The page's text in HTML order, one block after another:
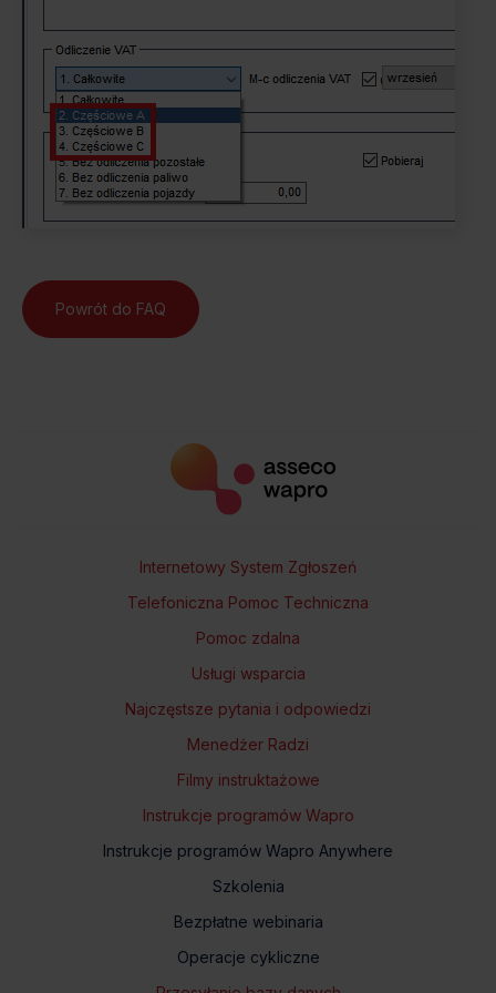
Powrót do FAQ
Internetowy System Zgłoszeń
Telefoniczna Pomoc Techniczna
Pomoc zdalna
Usługi wsparcia
Najczęstsze pytania i odpowiedzi
Menedżer Radzi
Filmy instruktażowe
Instrukcje programów Wapro
Instrukcje programów Wapro Anywhere
Szkolenia
Bezpłatne webinaria
Operacje cykliczne